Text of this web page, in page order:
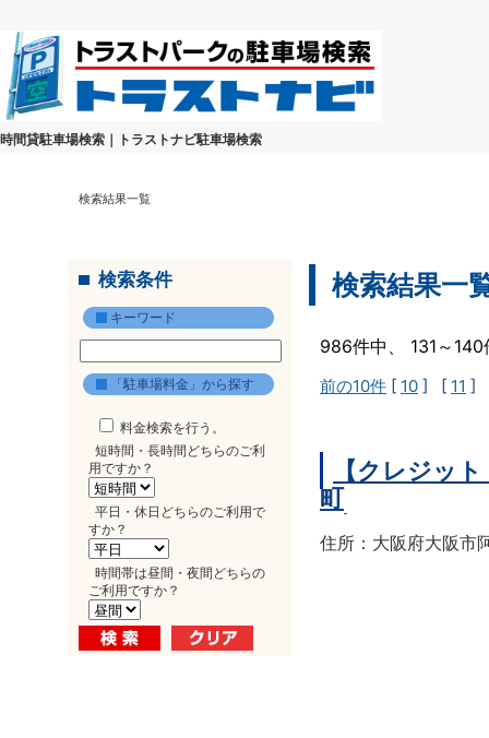
時間貸駐車場検索｜トラストナビ駐車場検索
検索結果一覧
検索条件
キーワード
「駐車場料金」から探す
料金検索を行う。
短時間・長時間どちらのご利
用ですか？
平日・休日どちらのご利用で
すか？
時間帯は昼間・夜間どちらの
ご利用ですか？
検索結果一
986件中、 131～
前の10件 [ 10 ] [ 11 ]
【クレジッ
町
住所：大阪府大阪市